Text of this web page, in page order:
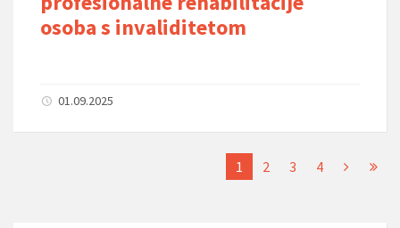
osoba s invaliditetom
01.09.2025
1 2 3 4